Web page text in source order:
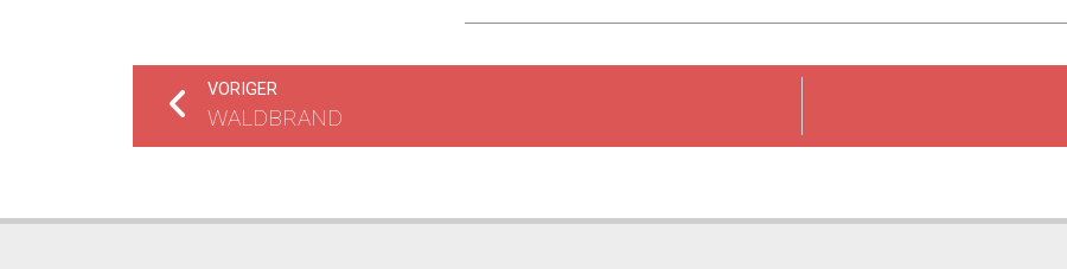
VORIGER
WALDBRAND